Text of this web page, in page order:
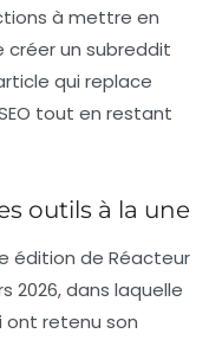
à mettre en
créer un subreddit
qui replace
tout en restant
outils à la une
édition de Réacteur
2026, dans laquelle
ont retenu son